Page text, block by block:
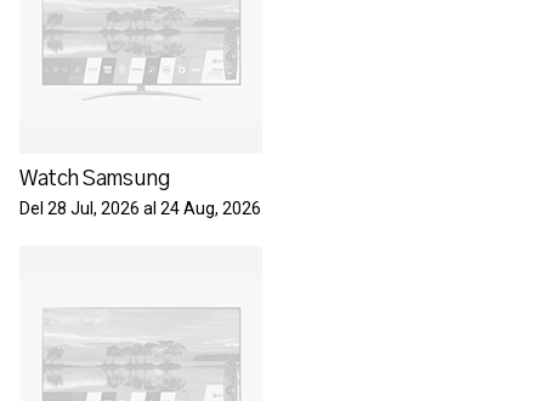
Watch Samsung
Del 28 Jul, 2026 al 24 Aug, 2026